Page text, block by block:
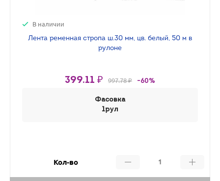
В наличии
Лента ременная стропа ш.30 мм, цв. белый, 50 м в
рулоне
399.11 ₽ 997.78 ₽ -60%
Фасовка
1рул
Кол-во